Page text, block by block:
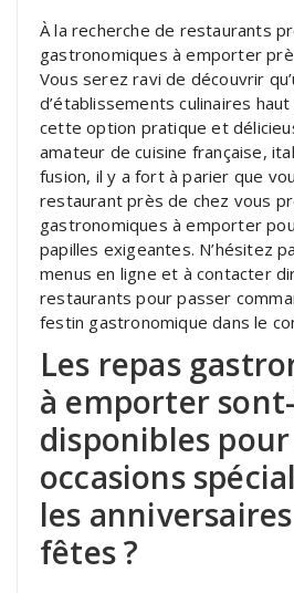
À la recherche de restaurants
gastronomiques à emporter
Vous serez ravi de découvrir
d’établissements culinaires
cette option pratique et
amateur de cuisine française,
fusion, il y a fort à parier que
restaurant près de chez vous
gastronomiques à emporter
papilles exigeantes. N’hésitez
menus en ligne et à contacter
restaurants pour passer
festin gastronomique dans le
Les repas
à emporter
disponibles
occasions
les
fêtes ?